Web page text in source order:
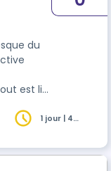
est lié
qui est la
table
1 jour | 4